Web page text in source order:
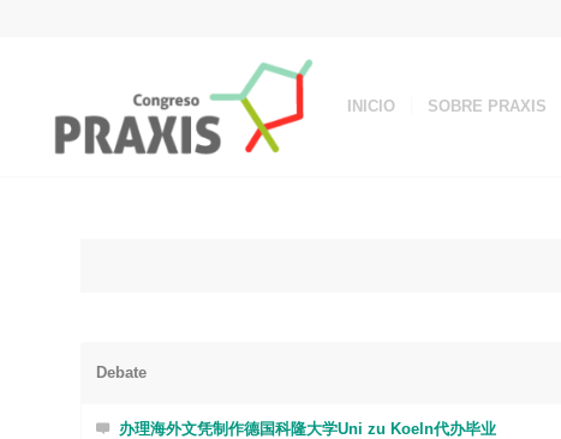
INICIO SOBRE PRAXIS
Debate
办理海外文凭制作德国科隆大学Uni zu Koeln代办毕业